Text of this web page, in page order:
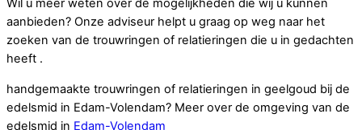
Wil u meer weten over de mogelijkheden die wij u kunnen
aanbieden? Onze adviseur helpt u graag op weg naar het
zoeken van de trouwringen of relatieringen die u in gedachten
heeft .
handgemaakte trouwringen of relatieringen in geelgoud bij de
edelsmid in Edam-Volendam? Meer over de omgeving van de
edelsmid in Edam-Volendam